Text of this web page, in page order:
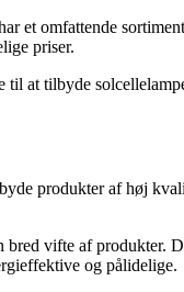
et omfattende
priser.
at tilbyde
produkter af høj
bred vifte af
og pålidelige.